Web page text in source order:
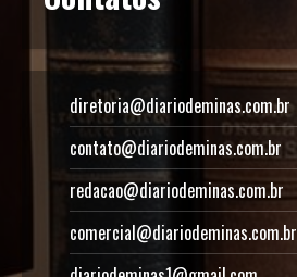
diretoria@diariodeminas.com.br
contato@diariodeminas.com.br
redacao@diariodeminas.com.br
comercial@diariodeminas.com.br